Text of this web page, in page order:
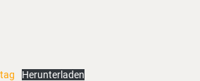
Herunterladen